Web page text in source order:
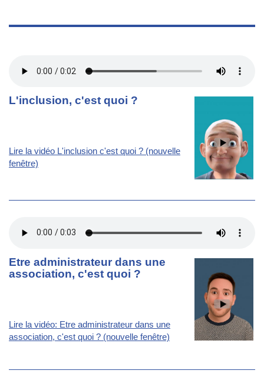
L'inclusion, c'est quoi ?
Lire la vidéo L'inclusion c'est quoi ? (nouvelle
fenêtre)
Etre administrateur dans une
association, c'est quoi ?
Lire la vidéo: Etre administrateur dans une
association, c'est quoi ? (nouvelle fenêtre)